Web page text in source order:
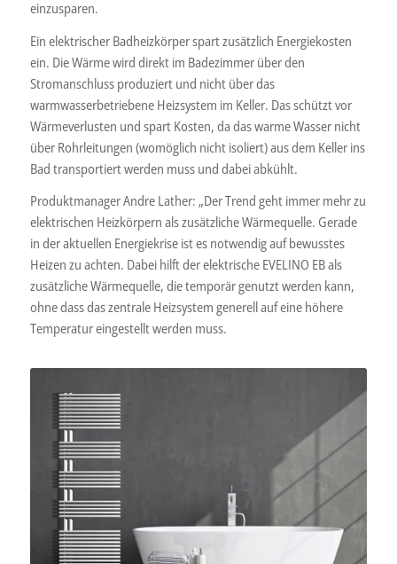
einzusparen.
Ein elektrischer Badheizkörper spart zusätzlich Energiekosten
ein. Die Wärme wird direkt im Badezimmer über den
Stromanschluss produziert und nicht über das
warmwasserbetriebene Heizsystem im Keller. Das schützt vor
Wärmeverlusten und spart Kosten, da das warme Wasser nicht
über Rohrleitungen (womöglich nicht isoliert) aus dem Keller ins
Bad transportiert werden muss und dabei abkühlt.
Produktmanager Andre Lather: „Der Trend geht immer mehr zu
elektrischen Heizkörpern als zusätzliche Wärmequelle. Gerade
in der aktuellen Energiekrise ist es notwendig auf bewusstes
Heizen zu achten. Dabei hilft der elektrische EVELINO EB als
zusätzliche Wärmequelle, die temporär genutzt werden kann,
ohne dass das zentrale Heizsystem generell auf eine höhere
Temperatur eingestellt werden muss.